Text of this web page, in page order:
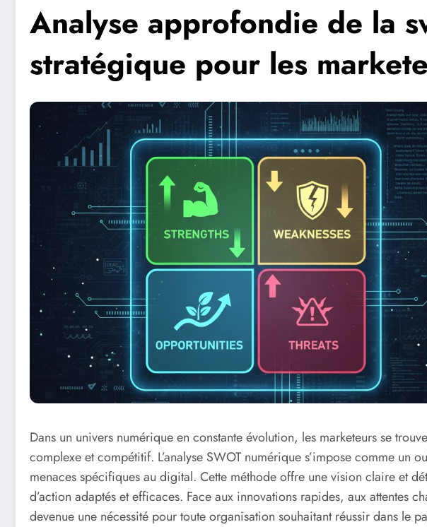
Analyse approfondie de la
stratégique pour les
Dans un univers numérique en constante évolution, les marketeurs se
complexe et compétitif. L’analyse SWOT numérique s’impose comme
menaces spécifiques au digital. Cette méthode offre une vision claire et
d’action adaptés et efficaces. Face aux innovations rapides, aux attentes
devenue une nécessité pour toute organisation souhaitant réussir dans le